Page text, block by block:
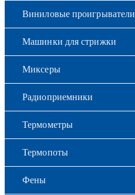
Виниловые проигрыватели
Машинки для стрижки
Миксеры
Радиоприемники
Термометры
Термопоты
Фены